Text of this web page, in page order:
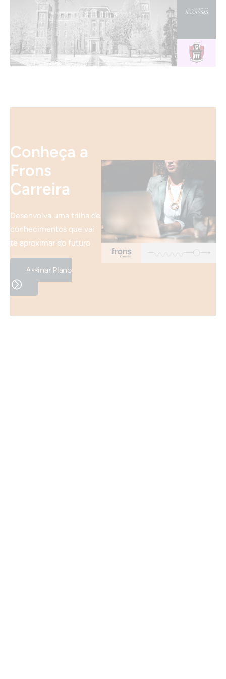
Conheça a
Frons
Carreira
Desenvolva uma trilha de
conhecimentos que vai
te aproximar do futuro
Assinar Plano